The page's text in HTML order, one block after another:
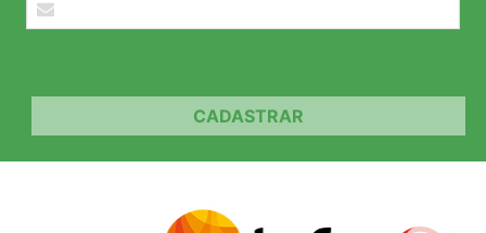
CADASTRAR